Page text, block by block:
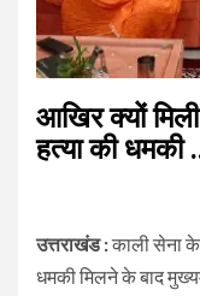
आखिर क्यों
हत्या की धमकी
उत्तराखंड :काली सेना
धमकी मिलने के बाद